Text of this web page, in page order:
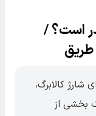
است؟ /
کالابرگ،
کالابرگ بخشی از